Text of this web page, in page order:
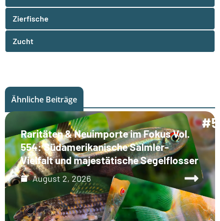
Zierfische
Zucht
Ähnliche Beiträge
Raritäten & Neuimporte im Fokus Vol.
554: Südamerikanische Salmler-
Vielfalt und majestätische Segelflosser
August 2, 2026